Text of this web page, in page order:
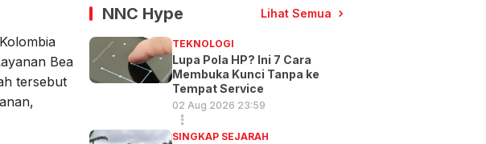
Bea
tersebut
NNC Hype Lihat Semua
TEKNOLOGI
Lupa Pola HP? Ini 7 Cara
Membuka Kunci Tanpa ke
Tempat Service
02 Aug 2026 23:59
SINGKAP SEJARAH